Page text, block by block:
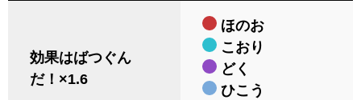
効果はばつぐん
だ！×1.6
ほのお
こおり
どく
ひこう